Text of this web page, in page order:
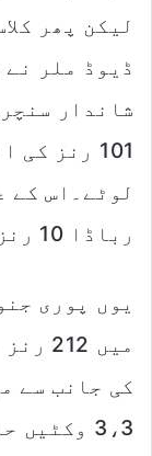
ڈیوڈ ملر
شاندار
101 رنز
رباڈا 10 رنز بناکر آؤٹ ہوئے۔
میں
کی جانب سے
3،3